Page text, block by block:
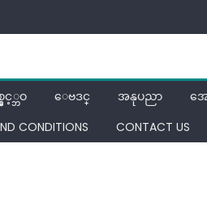
င့္ဘဝ ေဗဒင္ အနုပညာ
အ
CONDITIONS CONTACT US